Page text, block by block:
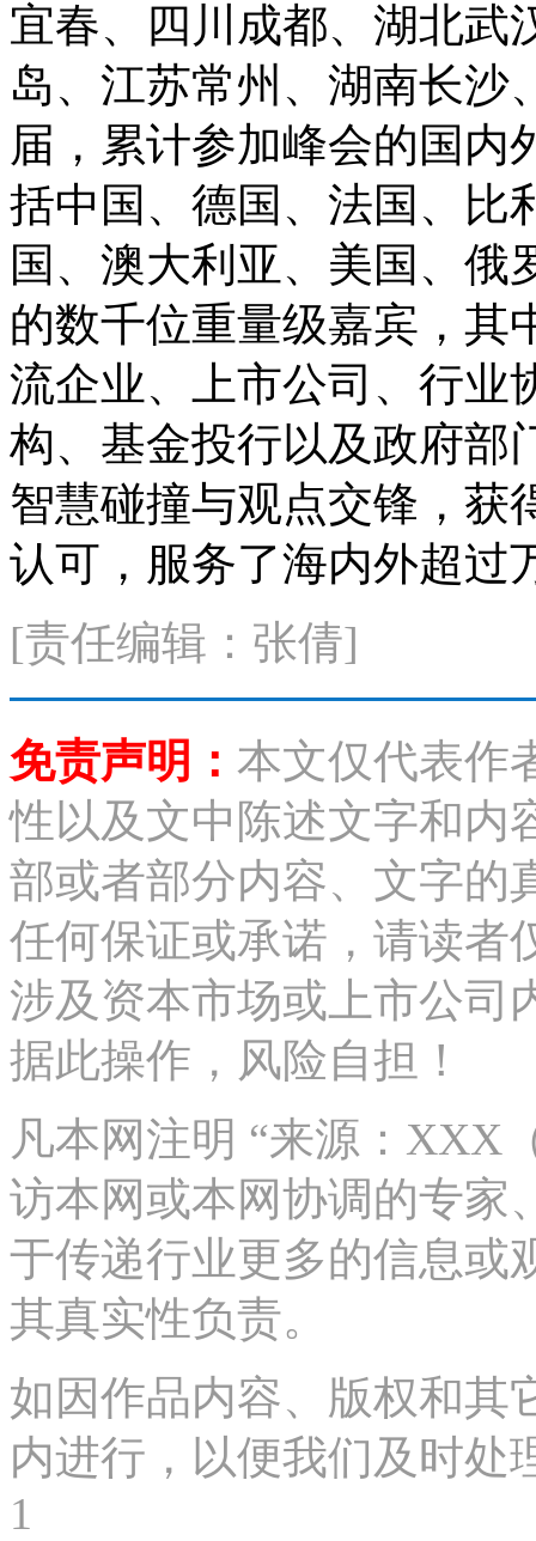
宜春、四川成都、湖北武
岛、江苏常州、湖南长沙
届，累计参加峰会的国内
括中国、德国、法国、比
国、澳大利亚、美国、俄
的数千位重量级嘉宾，其
流企业、上市公司、行业
构、基金投行以及政府部
智慧碰撞与观点交锋，获
认可，服务了海内外超过
[责任编辑：张倩]
免责声明： 本文仅代表作
性以及文中陈述文字和内
部或者部分内容、文字的
任何保证或承诺，请读者
涉及资本市场或上市公司
据此操作，风险自担！
凡本网注明 “来源：XXX
访本网或本网协调的专家
于传递行业更多的信息或
其真实性负责。
如因作品内容、版权和其
内进行，以便我们及时处
1